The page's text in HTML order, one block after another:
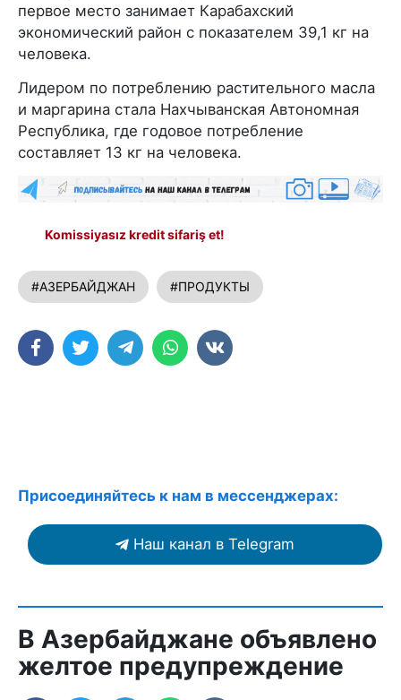
первое место занимает Карабахский
экономический район с показателем 39,1 кг на
человека.
Лидером по потреблению растительного масла
и маргарина стала Нахчыванская Автономная
Республика, где годовое потребление
составляет 13 кг на человека.
Komissiyasız kredit sifariş et!
#АЗЕРБАЙДЖАН #ПРОДУКТЫ
Присоединяйтесь к нам в мессенджерах:
Наш канал в Telegram
В Азербайджане объявлено
желтое предупреждение